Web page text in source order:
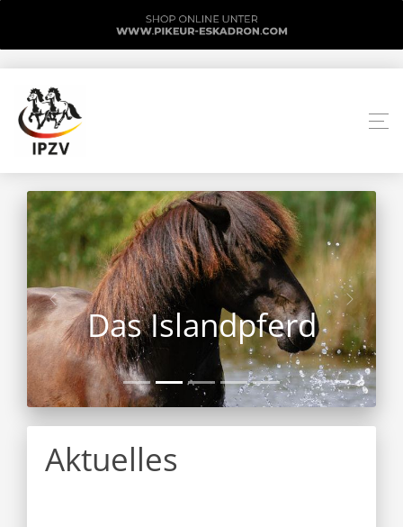
Das Islandpferd
Aktuelles